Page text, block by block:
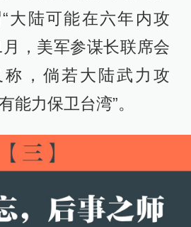
大陆可能在六年内攻
，美军参谋长联席会
，倘若大陆武力攻
能力保卫台湾”。